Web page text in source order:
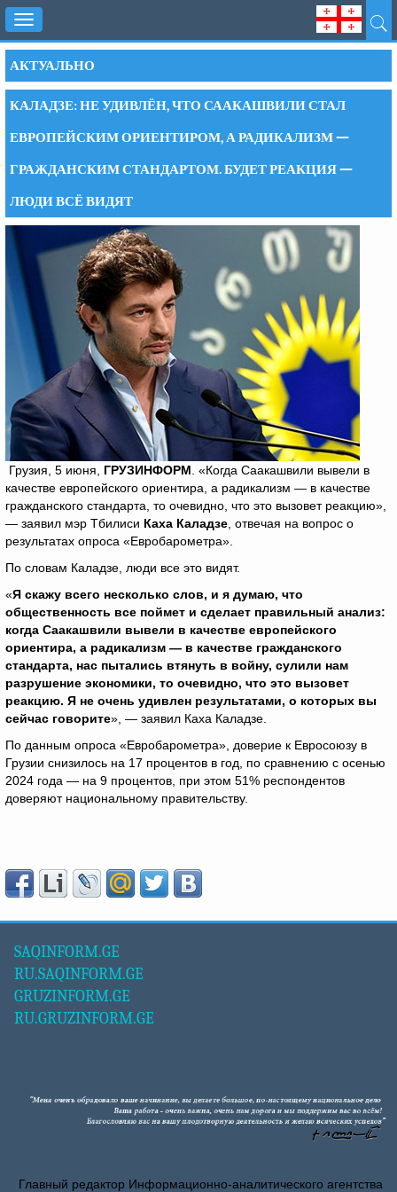
Toggle
navigation
АКТУАЛЬНО
КАЛАДЗЕ: НЕ УДИВЛЁН, ЧТО СААКАШВИЛИ СТАЛ
ЕВРОПЕЙСКИМ ОРИЕНТИРОМ, А РАДИКАЛИЗМ —
ГРАЖДАНСКИМ СТАНДАРТОМ. БУДЕТ РЕАКЦИЯ —
ЛЮДИ ВСЁ ВИДЯТ
Грузия, 5 июня, ГРУЗИНФОРМ . «Когда Саакашвили вывели в
качестве европейского ориентира, а радикализм — в качестве
гражданского стандарта, то очевидно, что это вызовет реакцию»,
— заявил мэр Тбилиси Каха Каладзе , отвечая на вопрос о
результатах опроса «Евробарометра».
По словам Каладзе, люди все это видят.
«Я скажу всего несколько слов, и я думаю, что
общественность все поймет и сделает правильный анализ:
когда Саакашвили вывели в качестве европейского
ориентира, а радикализм — в качестве гражданского
стандарта, нас пытались втянуть в войну, сулили нам
разрушение экономики, то очевидно, что это вызовет
реакцию. Я не очень удивлен результатами, о которых вы
сейчас говорите», — заявил Каха Каладзе.
По данным опроса «Евробарометра», доверие к Евросоюзу в
Грузии снизилось на 17 процентов в год, по сравнению с осенью
2024 года — на 9 процентов, при этом 51% респондентов
доверяют национальному правительству.
SAQINFORM.GE
RU.SAQINFORM.GE
GRUZINFORM.GE
RU.GRUZINFORM.GE
Главный редактор Информационно-аналитического агентства